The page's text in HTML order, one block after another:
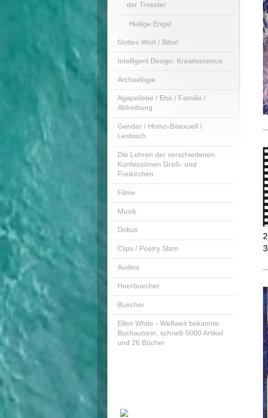
der Troester
Heilige Engel
Gottes Wort / Bibel
Intelligent Design: Kreationismus
Archaelogie
Agapeliebe / Ehe / Familie /
Abtreibung
Gender / Homo-Bisexuell /
Lesbisch
Die Lehren der verschiedenen
Konfessionen Groß- und
Freikirchen
Filme
Musik
Dokus
Clips / Poetry Slam
Audios
Hoerbuecher
Buecher
Ellen White - Weltweit bekannte
Buchautorin, schrieb 5000 Artikel
und 26 Bücher